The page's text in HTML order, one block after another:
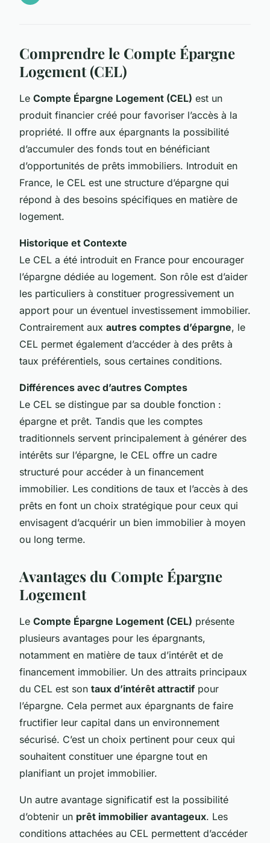
Comprendre le Compte Épargne
Logement (CEL)
Le Compte Épargne Logement (CEL) est un
produit financier créé pour favoriser l’accès à la
propriété. Il offre aux épargnants la possibilité
d’accumuler des fonds tout en bénéficiant
d’opportunités de prêts immobiliers. Introduit en
France, le CEL est une structure d’épargne qui
répond à des besoins spécifiques en matière de
logement.
Historique et Contexte
Le CEL a été introduit en France pour encourager
l’épargne dédiée au logement. Son rôle est d’aider
les particuliers à constituer progressivement un
apport pour un éventuel investissement immobilier.
Contrairement aux autres comptes d’épargne, le
CEL permet également d’accéder à des prêts à
taux préférentiels, sous certaines conditions.
Différences avec d’autres Comptes
Le CEL se distingue par sa double fonction :
épargne et prêt. Tandis que les comptes
traditionnels servent principalement à générer des
intérêts sur l’épargne, le CEL offre un cadre
structuré pour accéder à un financement
immobilier. Les conditions de taux et l’accès à des
prêts en font un choix stratégique pour ceux qui
envisagent d’acquérir un bien immobilier à moyen
ou long terme.
Avantages du Compte Épargne
Logement
Le Compte Épargne Logement (CEL) présente
plusieurs avantages pour les épargnants,
notamment en matière de taux d’intérêt et de
financement immobilier. Un des attraits principaux
du CEL est son taux d’intérêt attractif pour
l’épargne. Cela permet aux épargnants de faire
fructifier leur capital dans un environnement
sécurisé. C’est un choix pertinent pour ceux qui
souhaitent constituer une épargne tout en
planifiant un projet immobilier.
Un autre avantage significatif est la possibilité
d’obtenir un prêt immobilier avantageux. Les
conditions attachées au CEL permettent d’accéder